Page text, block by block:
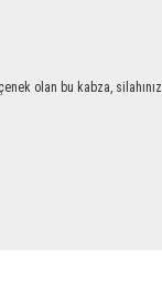
olan bu kabza,